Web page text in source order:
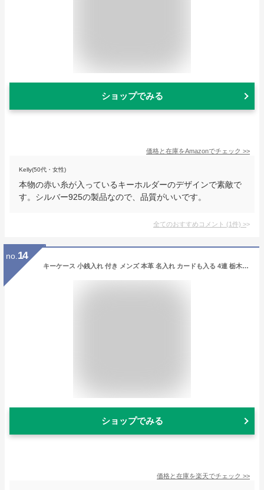
ショップでみる
価格と在庫をAmazonでチェック >>
Kelly(50代・女性)
本物の赤い糸が入っているキーホルダーのデザインで素敵で
す。シルバー925の製品なので、品質がいいです。
全てのおすすめコメント (1件) >
no. 14
キーケース 小銭入れ 付き メンズ 本革 名入れ カードも入る 4連 栃木レザー スマートキーケース キーホルダー スマートキー 小銭入れつき ブランド ポルコロッソ 日本製 レディース 革 レザー プレゼント 父の日 革婚式 誕生日 還暦祝い [sokunou]
ショップでみる
価格と在庫を楽天でチェック >>